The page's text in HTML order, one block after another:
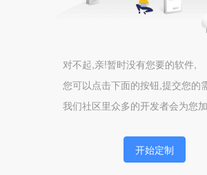
对不起,亲!暂时没有您要的软件,
您可以点击下面的按钮,提交您的
我们社区里众多的开发者会为您
开始定制